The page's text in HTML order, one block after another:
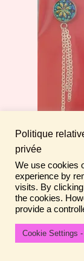
Fais de ta
commentaire
Ignorer
Politique
privée
We use cookies
experience by
visits. By clicking
the cookies.
provide a
Cookie Settings